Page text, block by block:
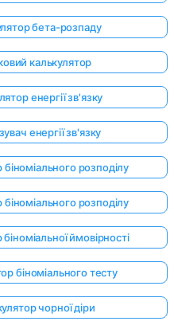
бета-розпаду
калькулятор
енергії зв'язку
енергії зв'язку
розподілу
розподілу
ймовірності
біноміального тесту
чорної діри